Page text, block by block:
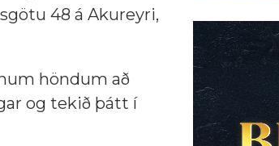
48 á Akureyri,
höndum að
og tekið þátt í